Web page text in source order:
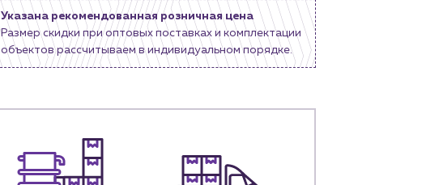
Указана рекомендованная розничная цена
Размер скидки при оптовых поставках и комплектации
объектов рассчитываем в индивидуальном порядке.